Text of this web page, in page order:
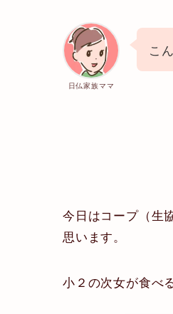
日仏家族ママ
こ
今日はコープ（生
思います。
小２の次女が食べ